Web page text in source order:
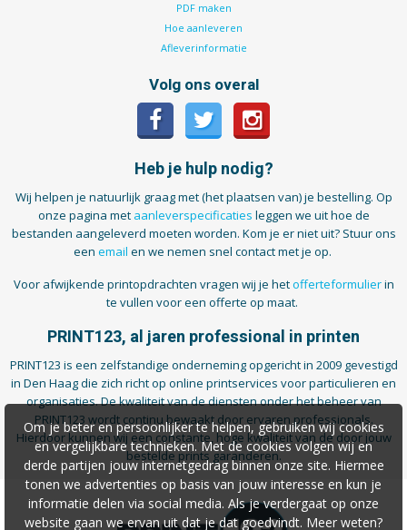
PDF maken
Hoe aanleveren
Afleverinformatie
Volg ons overal
Heb je hulp nodig?
Wij helpen je natuurlijk graag met (het plaatsen van) je bestelling. Op
onze pagina met aanleverspecificaties leggen we uit hoe de
bestanden aangeleverd moeten worden. Kom je er niet uit? Stuur ons
een email en we nemen snel contact met je op.
Voor afwijkende printopdrachten vragen wij je hetofferteformulierin
te vullen voor een offerte op maat.
PRINT123, al jaren professional in printen
PRINT123 is een zelfstandige onderneming opgericht in 2009 gevestigd
in Den Haag die zich richt op online printservices voor particulieren en
organisaties. De kwaliteit van de diensten onder het beheer van
PRINT123 wordt continu bewaakt door ervaren professionals.
Hierdoor kunnen wij een constante, hoge kwaliteit van de door jouw
bestelde prints garanderen.
Om je beter en persoonlijker te helpen, gebruiken wij cookies
en vergelijkbare technieken. Met de cookies volgen wij en
derde partijen jouw internetgedrag binnen onze site. Hiermee
tonen we advertenties op basis van jouw interesse en kun je
informatie delen via social media. Als je verdergaat op onze
website gaan we ervan uit dat je dat goedvindt. Meer weten?